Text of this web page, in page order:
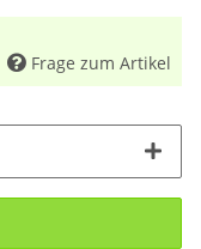
Frage zum Artikel